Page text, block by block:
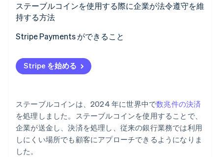
アルゴリズムステーブルコイン
規制の連携と評判
法令遵守の準備
ステーブルコインを使用する際に企業が法令遵守を維
持する方法
現金と同じガバナンスを適用する
流動性と換算の計画
透明性の高いレポーティングを維持する
理する
コンティンジェンシープランの作成
Stripe Payments ができること
Stripe を始める
ステーブルコインは、2024 年に世界中で数兆件の決済
を処理しました。ステーブルコインを使用することで、
企業が送金し、決済を処理し、従来の銀行業務では利用
しにくい場所でも顧客にアプローチできるようになりま
した。